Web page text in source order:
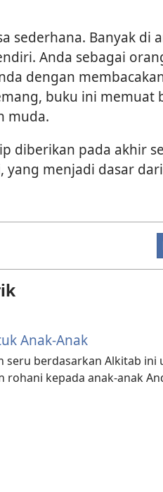
sederhana. Banyak di
Anda sebagai
dengan
buku ini memuat
muda.
diberikan pada akhir
yang menjadi dasar
Anak-Anak
seru berdasarkan Alkitab ini
kepada anak-anak